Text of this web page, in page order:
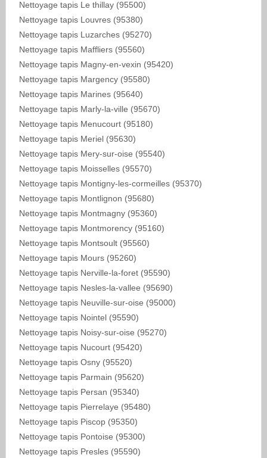
Nettoyage tapis Le thillay (95500)
Nettoyage tapis Louvres (95380)
Nettoyage tapis Luzarches (95270)
Nettoyage tapis Maffliers (95560)
Nettoyage tapis Magny-en-vexin (95420)
Nettoyage tapis Margency (95580)
Nettoyage tapis Marines (95640)
Nettoyage tapis Marly-la-ville (95670)
Nettoyage tapis Menucourt (95180)
Nettoyage tapis Meriel (95630)
Nettoyage tapis Mery-sur-oise (95540)
Nettoyage tapis Moisselles (95570)
Nettoyage tapis Montigny-les-cormeilles (95370)
Nettoyage tapis Montlignon (95680)
Nettoyage tapis Montmagny (95360)
Nettoyage tapis Montmorency (95160)
Nettoyage tapis Montsoult (95560)
Nettoyage tapis Mours (95260)
Nettoyage tapis Nerville-la-foret (95590)
Nettoyage tapis Nesles-la-vallee (95690)
Nettoyage tapis Neuville-sur-oise (95000)
Nettoyage tapis Nointel (95590)
Nettoyage tapis Noisy-sur-oise (95270)
Nettoyage tapis Nucourt (95420)
Nettoyage tapis Osny (95520)
Nettoyage tapis Parmain (95620)
Nettoyage tapis Persan (95340)
Nettoyage tapis Pierrelaye (95480)
Nettoyage tapis Piscop (95350)
Nettoyage tapis Pontoise (95300)
Nettoyage tapis Presles (95590)